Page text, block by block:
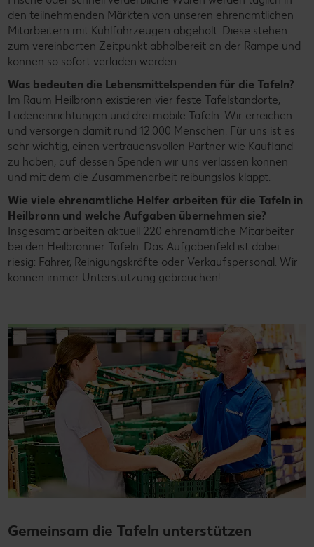
den teilnehmenden Märkten von unseren ehrenamtlichen
Mitarbeitern mit Kühlfahrzeugen abgeholt. Diese stehen
zum vereinbarten Zeitpunkt abholbereit an der Rampe und
können so sofort verladen werden.
Was bedeuten die Lebensmittelspenden für die Tafeln?
Im Raum Heilbronn existieren vier feste Tafelstandorte,
Ladeneinrichtungen und drei mobile Tafeln. Wir erreichen
und versorgen damit rund 12.000 Menschen. Für uns ist es
sehr wichtig, einen vertrauensvollen Partner wie Kaufland
zu haben, auf dessen Spenden wir uns verlassen können
und mit dem die Zusammenarbeit reibungslos klappt.
Wie viele ehrenamtliche Helfer arbeiten für die Tafeln in
Heilbronn und welche Aufgaben übernehmen sie?
Insgesamt arbeiten aktuell 220 ehrenamtliche Mitarbeiter
bei den Heilbronner Tafeln. Das Aufgabenfeld ist dabei
riesig: Fahrer, Reinigungskräfte oder Verkaufspersonal. Wir
können immer Unterstützung gebrauchen!
Gemeinsam die Tafeln unterstützen